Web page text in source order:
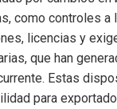
como controles a
licencias y
que han
Estas
para